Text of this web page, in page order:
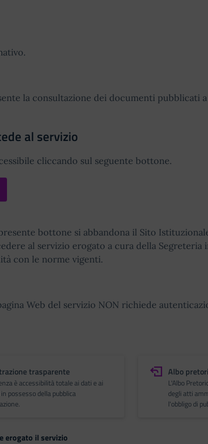
la consultazione dei documenti pubblicati a
al servizio
cliccando sul seguente bottone.
bottone si abbandona il Sito
al servizio erogato a cura della Segreteria
con le norme vigenti.
Web del servizio NON richiede
trasparente
è accessibilità totale ai dati e ai
possesso della pubblica
Albo
L'Albo
degli atti
l'obbligo di
erogato il servizio